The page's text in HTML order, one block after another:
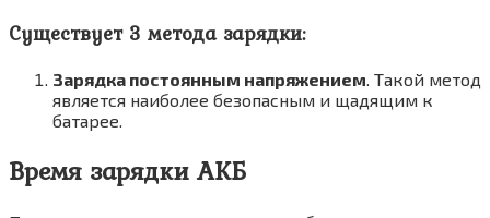
Существует 3 метода зарядки:
Зарядка постоянным напряжением . Такой метод
является наиболее безопасным и щадящим к
батарее.
Время зарядки АКБ